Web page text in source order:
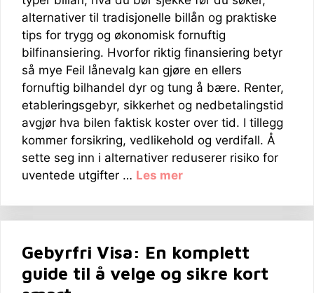
alternativer til tradisjonelle billån og praktiske
tips for trygg og økonomisk fornuftig
bilfinansiering. Hvorfor riktig finansiering betyr
så mye Feil lånevalg kan gjøre en ellers
fornuftig bilhandel dyr og tung å bære. Renter,
etableringsgebyr, sikkerhet og nedbetalingstid
avgjør hva bilen faktisk koster over tid. I tillegg
kommer forsikring, vedlikehold og verdifall. Å
sette seg inn i alternativer reduserer risiko for
uventede utgifter … Les mer
Gebyrfri Visa: En komplett
guide til å velge og sikre kort